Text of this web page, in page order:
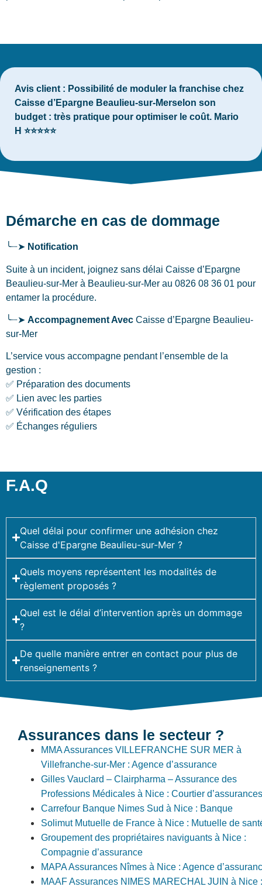
Avis client : Possibilité de moduler la franchise chez
Caisse d’Epargne Beaulieu-sur-Merselon son
budget : très pratique pour optimiser le coût. Mario
H ⭐⭐⭐⭐⭐
Démarche en cas de dommage
╰┈➤ Notification
Suite à un incident, joignez sans délai Caisse d’Epargne
Beaulieu-sur-Mer à Beaulieu-sur-Mer au 0826 08 36 01 pour
entamer la procédure.
╰┈➤ Accompagnement Avec Caisse d’Epargne Beaulieu-
sur-Mer
L’service vous accompagne pendant l’ensemble de la
gestion :
✅ Préparation des documents
✅ Lien avec les parties
✅ Vérification des étapes
✅ Échanges réguliers
F.A.Q
Quel délai pour confirmer une adhésion chez
Caisse d'Epargne Beaulieu-sur-Mer ?
Quels moyens représentent les modalités de
règlement proposés ?
Quel est le délai d’intervention après un dommage
?
De quelle manière entrer en contact pour plus de
renseignements ?
Assurances dans le secteur ?
MMA Assurances VILLEFRANCHE SUR MER à
Villefranche-sur-Mer : Agence d’assurance
Gilles Vauclard – Clairpharma – Assurance des
Professions Médicales à Nice : Courtier d’assurances
Carrefour Banque Nimes Sud à Nice : Banque
Solimut Mutuelle de France à Nice : Mutuelle de
Groupement des propriétaires naviguants à Nice :
Compagnie d’assurance
MAPA Assurances Nîmes à Nice : Agence
MAAF Assurances NIMES MARECHAL JUIN à Nice :